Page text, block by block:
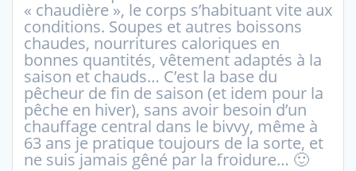
« chaudière », le corps s’habituant vite aux
conditions. Soupes et autres boissons
chaudes, nourritures caloriques en
bonnes quantités, vêtement adaptés à la
saison et chauds… C’est la base du
pêcheur de fin de saison (et idem pour la
pêche en hiver), sans avoir besoin d’un
chauffage central dans le bivvy, même à
63 ans je pratique toujours de la sorte, et
ne suis jamais gêné par la froidure… 🙂